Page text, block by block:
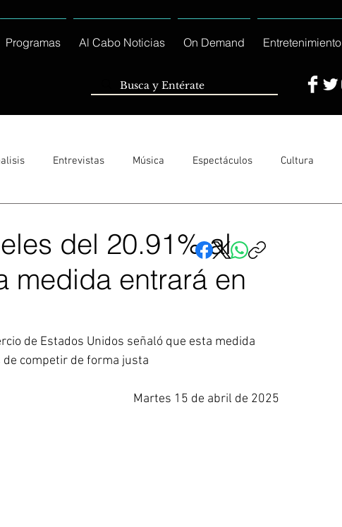
Programas Al Cabo Noticias On Demand Entretenimiento
Entrevistas Música Espectáculos Cultura
Columnas Locales Los Cabos
del 20.91% al
medida entrará en
de Estados Unidos señaló que esta medida
competir de forma justa
Martes 15 de abril de 2025